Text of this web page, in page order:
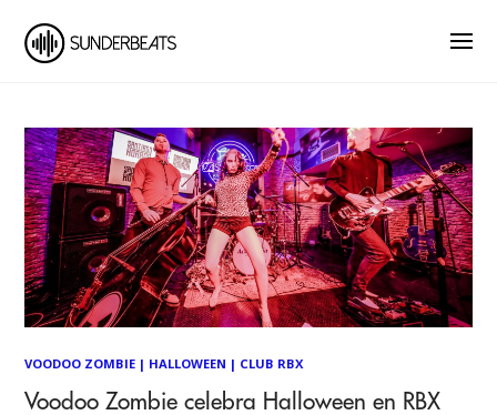
VOODOO ZOMBIE | HALLOWEEN | CLUB RBX
Voodoo Zombie celebra Halloween en RBX